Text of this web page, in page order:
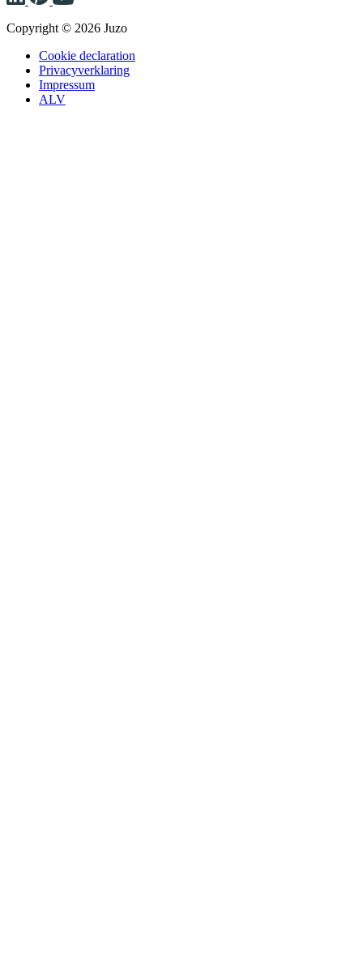
Copyright © 2026 Juzo
Cookie declaration
Privacyverklaring
Impressum
ALV